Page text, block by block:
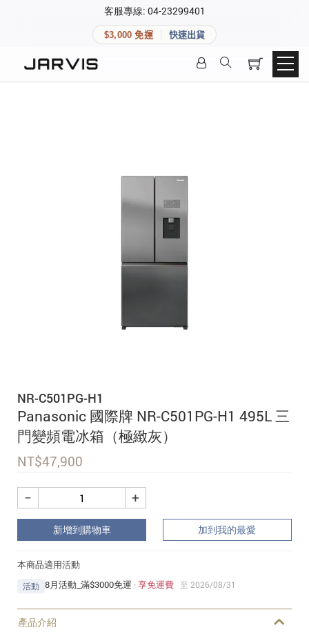
客服專線: 04-23299401
$3,000 免運 快速出貨
NR-C501PG-H1
Panasonic 國際牌 NR-C501PG-H1 495L 三
門變頻電冰箱（極緻灰）
NT$47,900
+
−
新增到購物車 加到我的最愛
本商品適用活動
活動 8月活動_滿$3000免運 ·享免運費 至 2026/08/31
產品介紹
快速連結
登入後可查看訂單、會員資料與收藏清單。
登入會員
建立新帳號
加入 JARVIS VIP